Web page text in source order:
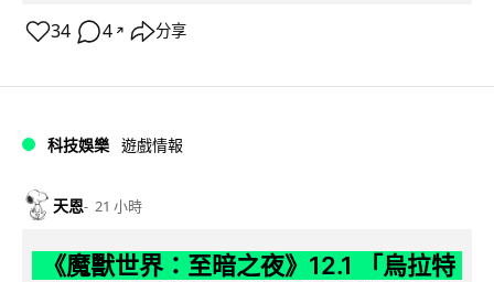
34 4 ↗ 分享
科技娛樂 遊戲情報
天恩 21 小時
《魔獸世界：至暗之夜》12.1 「烏拉特